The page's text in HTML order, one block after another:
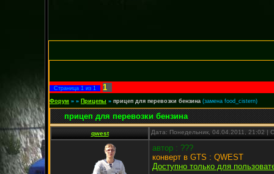
Страница 1 из 1 1
Форум » » Прицепы » прицеп для перевозки бензина (замена food_cistern)
прицеп для перевозки бензина
qwest Дата: Понедельник, 04.04.2011, 21:02 |
автор : ???
конверт в GTS : QWEST
Доступно только для